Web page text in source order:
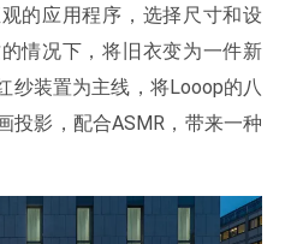
的应用程序，选择尺寸和设
情况下，将旧衣变为一件新
纱装置为主线，将Looop的八
投影，配合ASMR，带来一种